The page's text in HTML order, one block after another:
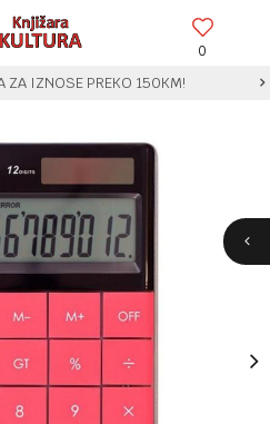
0
ZA IZNOSE PREKO 150KM!